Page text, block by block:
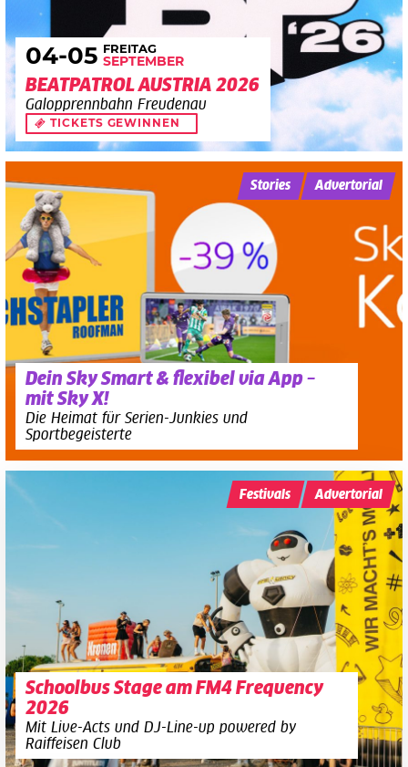
04-05 FREITAG
SEPTEMBER
BEATPATROL AUSTRIA 2026
Galopprennbahn Freudenau
TICKETS GEWINNEN
Dein Sky Smart & flexibel via App –
mit Sky X!
Die Heimat für Serien-Junkies und
Sportbegeisterte
Stories Advertorial
Schoolbus Stage am FM4 Frequency
2026
Mit Live-Acts und DJ-Line-up powered by
Raiffeisen Club
Festivals Advertorial